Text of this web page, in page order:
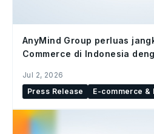
AnyMind Group perluas
Commerce di Indonesia
Jul 2, 2026
Press Release
E-commerce &